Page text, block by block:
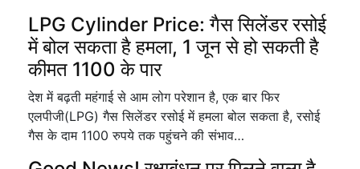
LPG Cylinder Price: गैस सिलेंडर रसोई
में बोल सकता है हमला, 1 जून से हो सकती है
कीमत 1100 के पार
देश में बढ़ती महंगाई से आम लोग परेशान है, एक बार फिर
एलपीजी(LPG) गैस सिलेंडर रसोई में हमला बोल सकता है, रसोई
गैस के दाम 1100 रुपये तक पहुंचने की संभाव…